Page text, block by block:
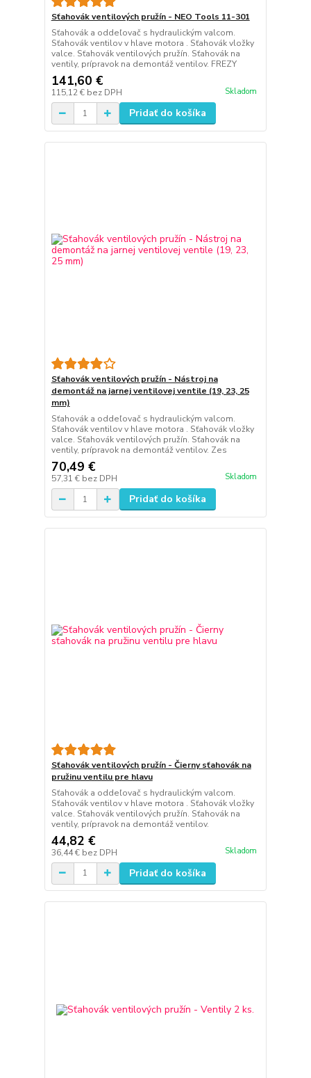
Sťahovák ventilových pružín - NEO Tools 11-301
Sťahovák a oddeľovač s hydraulickým valcom.
Sťahovák ventilov v hlave motora . Sťahovák vložky
valce. Sťahovák ventilových pružín. Sťahovák na
ventily, prípravok na demontáž ventilov. FREZY
141,60 €
115,12 € bez DPH Skladom
Pridať do košíka
Sťahovák ventilových pružín - Nástroj na
demontáž na jarnej ventilovej ventile (19, 23, 25
mm)
Sťahovák a oddeľovač s hydraulickým valcom.
Sťahovák ventilov v hlave motora . Sťahovák vložky
valce. Sťahovák ventilových pružín. Sťahovák na
ventily, prípravok na demontáž ventilov. Zes
70,49 €
57,31 € bez DPH Skladom
Pridať do košíka
Sťahovák ventilových pružín - Čierny sťahovák na
pružinu ventilu pre hlavu
Sťahovák a oddeľovač s hydraulickým valcom.
Sťahovák ventilov v hlave motora . Sťahovák vložky
valce. Sťahovák ventilových pružín. Sťahovák na
ventily, prípravok na demontáž ventilov.
44,82 €
36,44 € bez DPH Skladom
Pridať do košíka